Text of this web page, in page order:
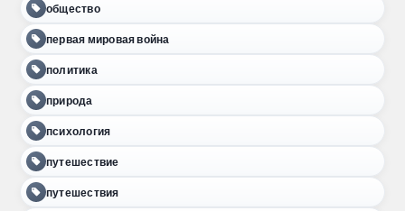
общество
первая мировая война
политика
природа
психология
путешествие
путешествия